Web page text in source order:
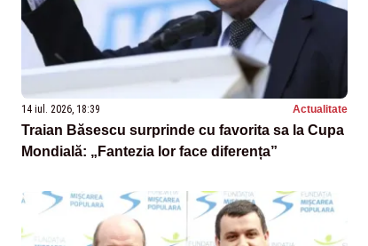
14 iul. 2026, 18:39 Actualitate
Traian Băsescu surprinde cu favorita sa la Cupa
Mondială: „Fantezia lor face diferența”